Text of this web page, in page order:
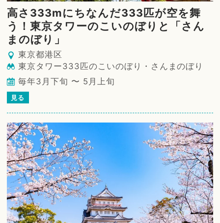
高さ333mにちなんだ333匹が空を舞
う！東京タワーのこいのぼりと「さん
まのぼり」
東京都港区
東京タワー333匹のこいのぼり・さんまのぼり
毎年3月下旬 〜 5月上旬
見る